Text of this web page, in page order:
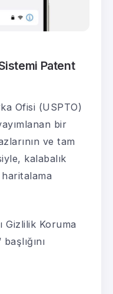
Patent
Ofisi (USPTO)
bir
ve tam
kalabalık
haritalama
Gizlilik Koruma